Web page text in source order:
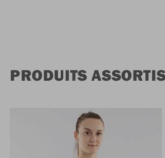
PRODUITS